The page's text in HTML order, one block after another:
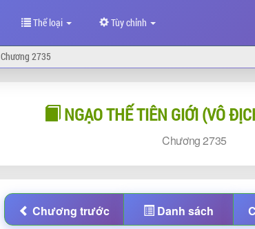
Thể loại Tùy chỉnh
Chương 2735
NGẠO THẾ TIÊN GIỚI (VÔ
Chương2735
Chương trước Danh sách